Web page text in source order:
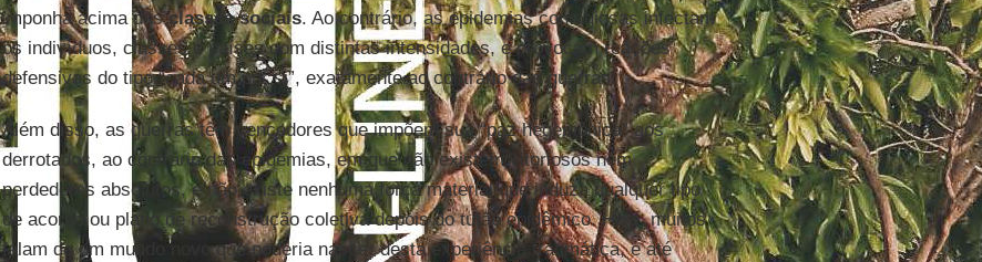
imponha acima dasclasses sociais. Ao contrário, as epidemias contagiosas infectam
os indivíduos, classes e países com distintas intensidades, e provocam reações
defensivas do tipo “cada um por si”, exatamente ao contrário das guerras.
Além disso, as guerras têm vencedores que impõem sua “paz hegemônica” aos
derrotados, ao contrário das epidemias, em que não existem vitoriosos nem
perdedores absolutos, e não existe nenhuma força material que induza qualquer tipo
de acordo ou plano de reconstrução coletiva depois do tufão epidêmico. Hoje, muitos
falam de um mundo novo que poderia nascer desta experiência traumática, e até